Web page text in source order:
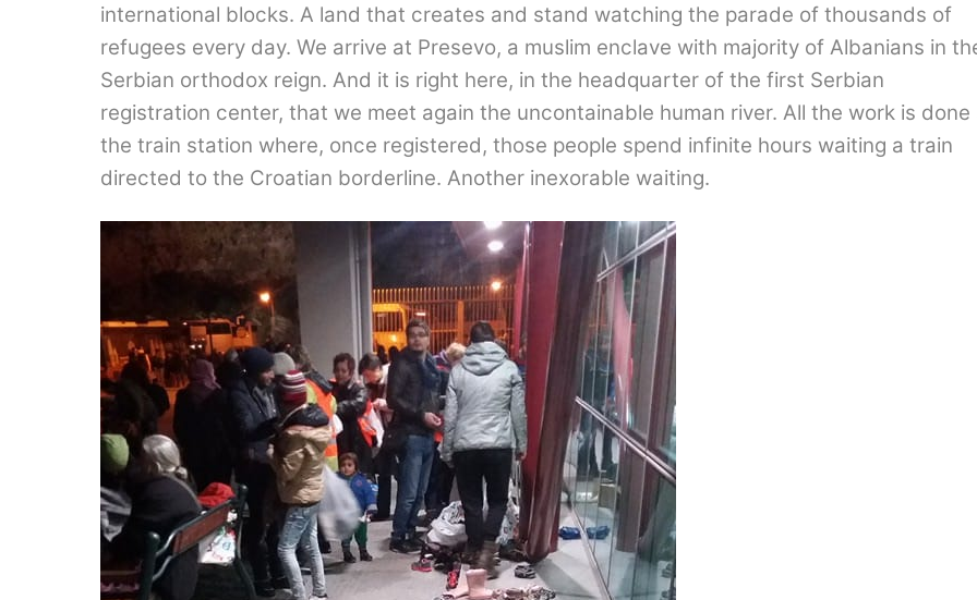
international blocks. A land that creates and stand watching the parade of thousands of
refugees every day. We arrive at Presevo, a muslim enclave with majority of Albanians in
Serbian orthodox reign. And it is right here, in the headquarter of the first Serbian
registration center, that we meet again the uncontainable human river. All the work is done
the train station where, once registered, those people spend infinite hours waiting a train
directed to the Croatian borderline. Another inexorable waiting.